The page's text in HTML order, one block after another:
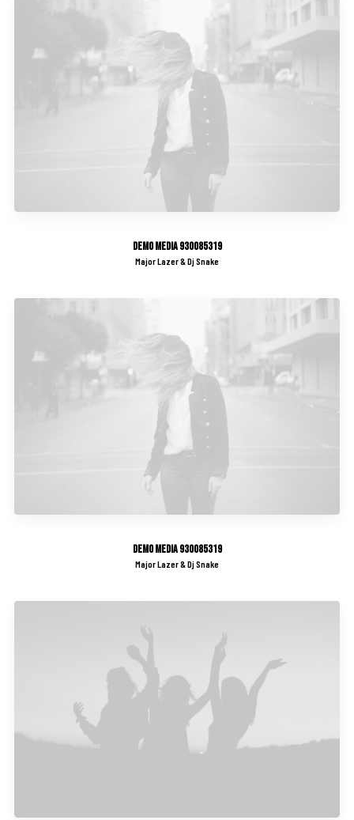
Demo media 930085319
Major Lazer & Dj Snake
Demo media 930085319
Major Lazer & Dj Snake